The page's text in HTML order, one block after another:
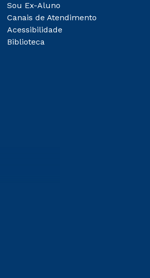
Sou Ex-Aluno
Canais de Atendimento
Acessibilidade
Biblioteca